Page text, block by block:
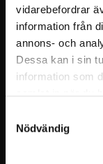
vidarebefordrar
information från
annons- och
Dessa kan i sin
information som
samlat in när du
Nödvändig
under 3 år 0 €)
Alla i förskott
allergier tas i
Boka bord:
https://